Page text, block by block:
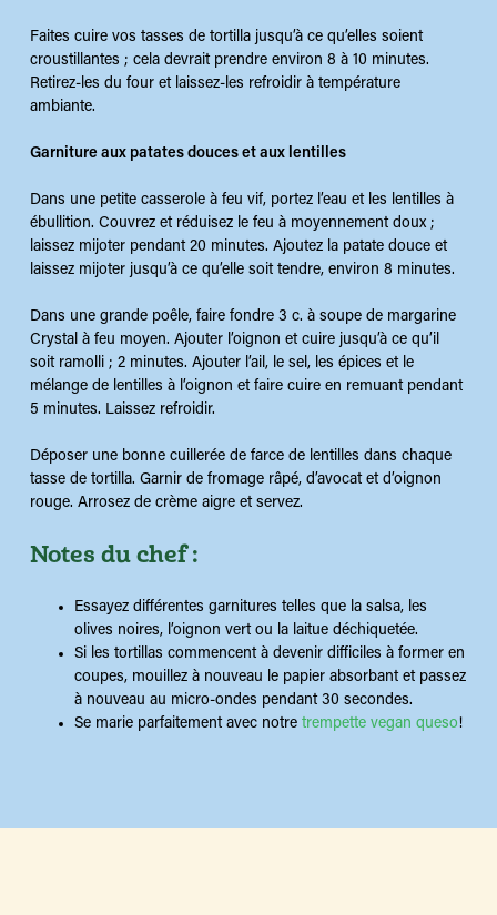
Faites cuire vos tasses de tortilla jusqu’à ce qu’elles soient
croustillantes ; cela devrait prendre environ 8 à 10 minutes.
Retirez-les du four et laissez-les refroidir à température
ambiante.
Garniture aux patates douces et aux lentilles
Dans une petite casserole à feu vif, portez l’eau et les lentilles à
ébullition. Couvrez et réduisez le feu à moyennement doux ;
laissez mijoter pendant 20 minutes. Ajoutez la patate douce et
laissez mijoter jusqu’à ce qu’elle soit tendre, environ 8 minutes.
Dans une grande poêle, faire fondre 3 c. à soupe de margarine
Crystal à feu moyen. Ajouter l’oignon et cuire jusqu’à ce qu’il
soit ramolli ; 2 minutes. Ajouter l’ail, le sel, les épices et le
mélange de lentilles à l’oignon et faire cuire en remuant pendant
5 minutes. Laissez refroidir.
Déposer une bonne cuillerée de farce de lentilles dans chaque
tasse de tortilla. Garnir de fromage râpé, d’avocat et d’oignon
rouge. Arrosez de crème aigre et servez.
Notes du chef :
Essayez différentes garnitures telles que la salsa, les
olives noires, l’oignon vert ou la laitue déchiquetée.
Si les tortillas commencent à devenir difficiles à former en
coupes, mouillez à nouveau le papier absorbant et passez
à nouveau au micro-ondes pendant 30 secondes.
Se marie parfaitement avec notre trempette vegan queso!